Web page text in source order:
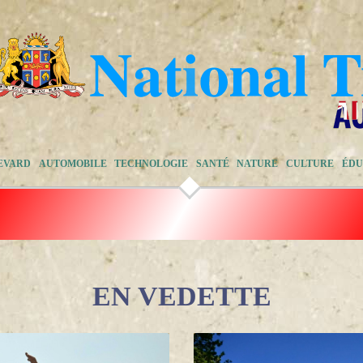
AUTOMOBILE TECHNOLOGIE SANTÉ NATURE CULTURE
EN VEDETTE